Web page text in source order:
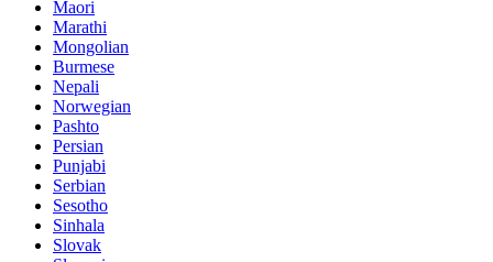
Maori
Marathi
Mongolian
Burmese
Nepali
Norwegian
Pashto
Persian
Punjabi
Serbian
Sesotho
Sinhala
Slovak